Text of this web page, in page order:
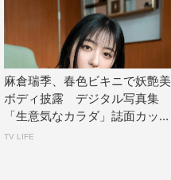
麻倉瑞季、春色ビキニで妖艶美
ボディ披露 デジタル写真集
「生意気なカラダ」誌面カッ...
TV LIFE